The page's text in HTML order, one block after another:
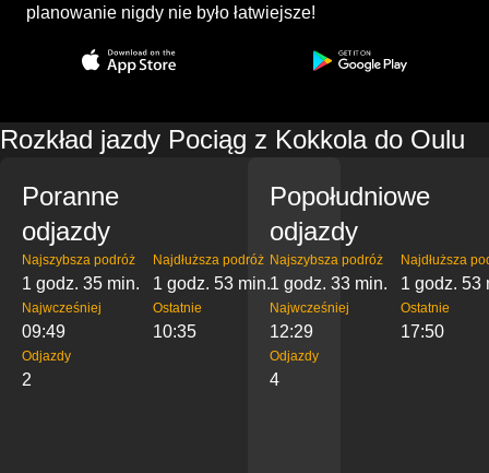
planowanie nigdy nie było łatwiejsze!
Rozkład jazdy Pociąg z Kokkola do Oulu
Poranne
odjazdy
Najszybsza podróż
1 godz. 35 min.
Najdłuższa podróż
1 godz. 53 min.
Najwcześniej
09:49
Ostatnie
10:35
Odjazdy
2
Popołudniowe
odjazdy
Najszybsza podróż
1 godz. 33 min.
Najdłuższa
1 godz. 53
Najwcześniej
12:29
Ostatnie
17:50
Odjazdy
4